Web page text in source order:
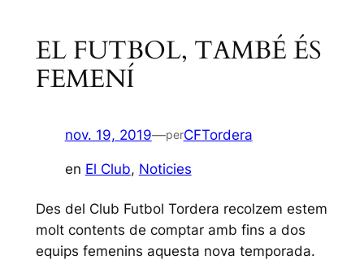
EL FUTBOL, TAMBÉ ÉS
FEMENÍ
nov. 19, 2019—perCFTordera
en El Club, Noticies
Des del Club Futbol Tordera recolzem estem
molt contents de comptar amb fins a dos
equips femenins aquesta nova temporada.